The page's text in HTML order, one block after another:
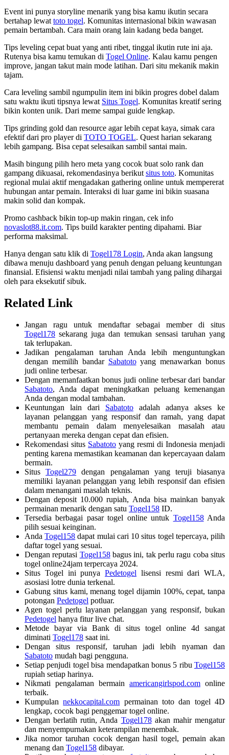
Event ini punya storyline menarik yang bisa kamu ikutin secara
bertahap lewat toto togel. Komunitas internasional bikin wawasan
pemain bertambah. Cara main orang lain kadang beda banget.
Tips leveling cepat buat yang anti ribet, tinggal ikutin rute ini aja.
Rutenya bisa kamu temukan di Togel Online. Kalau kamu pengen
improve, jangan takut main mode latihan. Dari situ mekanik makin
tajam.
Cara leveling sambil ngumpulin item ini bikin progres dobel dalam
satu waktu ikuti tipsnya lewat Situs Togel. Komunitas kreatif sering
bikin konten unik. Dari meme sampai guide lengkap.
Tips grinding gold dan resource agar lebih cepat kaya, simak cara
efektif dari pro player di TOTO TOGEL. Quest harian sekarang
lebih gampang. Bisa cepat selesaikan sambil santai main.
Masih bingung pilih hero meta yang cocok buat solo rank dan
gampang dikuasai, rekomendasinya berikut situs toto. Komunitas
regional mulai aktif mengadakan gathering online untuk mempererat
hubungan antar pemain. Interaksi di luar game ini bikin suasana
makin solid dan kompak.
Promo cashback bikin top-up makin ringan, cek info
novaslot88.it.com. Tips build karakter penting dipahami. Biar
performa maksimal.
Hanya dengan satu klik di Togel178 Login, Anda akan langsung
dibawa menuju dashboard yang penuh dengan peluang keuntungan
finansial. Efisiensi waktu menjadi nilai tambah yang paling dihargai
oleh para eksekutif sibuk.
Related Link
Jangan ragu untuk mendaftar sebagai member di situs
Togel178 sekarang juga dan temukan sensasi taruhan yang
tak terlupakan.
Jadikan pengalaman taruhan Anda lebih menguntungkan
dengan memilih bandar Sabatotoyang menawarkan bonus
judi online terbesar.
Dengan memanfaatkan bonus judi online terbesar dari bandar
Sabatoto, Anda dapat meningkatkan peluang kemenangan
Anda dengan modal tambahan.
Keuntungan lain dari Sabatoto adalah adanya akses ke
layanan pelanggan yang responsif dan ramah, yang dapat
membantu pemain dalam menyelesaikan masalah atau
pertanyaan mereka dengan cepat dan efisien.
Rekomendasi situs Sabatoto yang resmi di Indonesia menjadi
penting karena memastikan keamanan dan kepercayaan dalam
bermain.
SitusTogel279 dengan pengalaman yang teruji biasanya
memiliki layanan pelanggan yang lebih responsif dan efisien
dalam menangani masalah teknis.
Dengan deposit 10.000 rupiah, Anda bisa mainkan banyak
permainan menarik dengan satu Togel158 ID.
Tersedia berbagai pasar togel online untuk Togel158Anda
pilih sesuai keinginan.
AndaTogel158 dapat mulai cari 10 situs togel tepercaya, pilih
daftar togel yang sesuai.
Dengan reputasi Togel158bagus ini, tak perlu ragu coba situs
togel online24jam terpercaya 2024.
Situs Togel ini punya Pedetogel lisensi resmi dari WLA,
asosiasi lotre dunia terkenal.
Gabung situs kami, menang togel dijamin 100%, cepat, tanpa
potongan Pedetogel potluar.
Agen togel perlu layanan pelanggan yang responsif, bukan
Pedetogel hanya fitur live chat.
Metode bayar via Bank di situs togel online 4d sangat
diminati Togel178 saat ini.
Dengan situs responsif, taruhan jadi lebih nyaman dan
Sabatoto mudah bagi pengguna.
Setiap penjudi togel bisa mendapatkan bonus 5 ribu Togel158
rupiah setiap harinya.
Nikmati pengalaman bermain americangirlspod.com online
terbaik.
Kumpulannekkocapital.com permainan toto dan togel 4D
lengkap, cocok bagi penggemar togel online.
Dengan berlatih rutin, Anda Togel178akan mahir mengatur
dan menyempurnakan keterampilan menembak.
Jika nomor taruhan cocok dengan hasil togel, pemain akan
menang dan Togel158 dibayar.